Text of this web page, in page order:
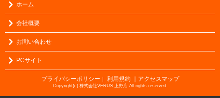
ホーム
会社概要
お問い合わせ
PCサイト
プライバシーポリシー ｜ 利用規約 ｜アクセスマップ
Copyright(c) 株式会社VERUS 上野店 All rights reserved.